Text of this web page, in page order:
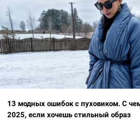
13 модных ошибок с пуховиком. С
2025, если хочешь стильный образ